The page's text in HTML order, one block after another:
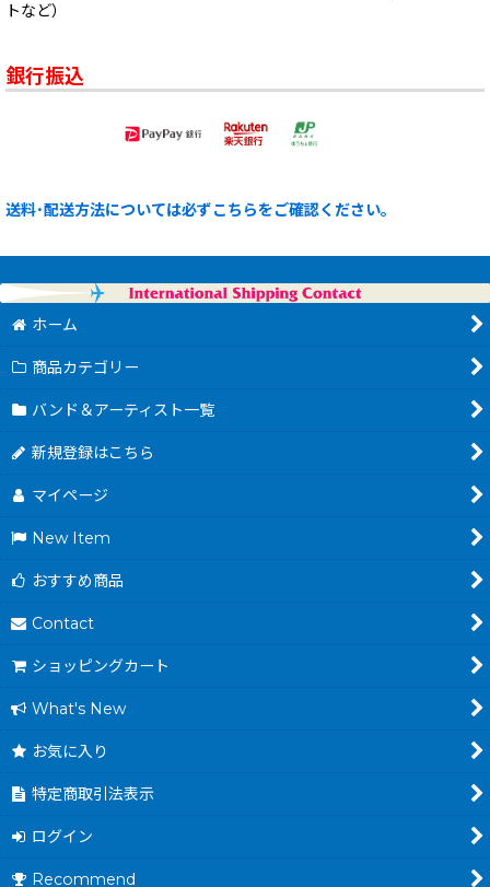
トなど）
銀行振込
送料･配送方法については必ずこちらをご確認ください。
ホーム
商品カテゴリー
バンド＆アーティスト一覧
新規登録はこちら
マイページ
New Item
おすすめ商品
Contact
ショッピングカート
What's New
お気に入り
特定商取引法表示
ログイン
Recommend